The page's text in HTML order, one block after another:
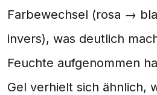
Farbewechsel (rosa →
invers), was deutlich
Feuchte aufgenommen
Gel verhielt sich ähnlich,